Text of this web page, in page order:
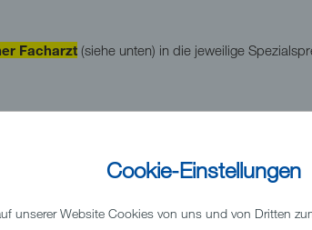
Cookie-Einstellungen
unserer Website Cookies von uns und von Dritten
Facharzt (siehe unten) in die jeweilige
an
oder Kinder- und Jugendpsychiater.
Elpel/Kinderdiabetologie , von einem Facharzt